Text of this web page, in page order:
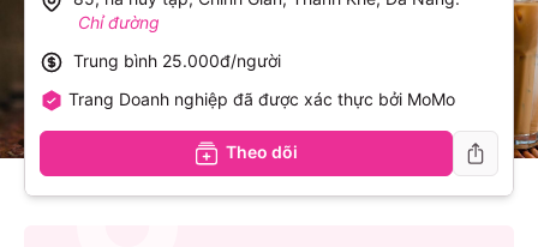
Chỉ đường
Trung bình 25.000đ/người
Trang Doanh nghiệp đã được xác thực bởi MoMo
Theo dõi